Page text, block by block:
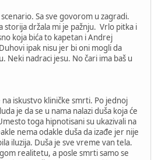
Sa sve govorom u zagradi.
storija držala mi je pažnju. Vrlo pitka i
koja bića to kapetan i Andrej
ipak nisu jer bi oni mogli da
Neki nadraci jesu. No čari ima baš u
na iskustvo kliničke smrti. Po jednoj
je da se u nama nalazi duša koja će
toga hipnotisani su ukazivali na
nema odakle duša da izađe jer nije
iluzija. Duša je sve vreme van tela.
realitetu, a posle smrti samo se